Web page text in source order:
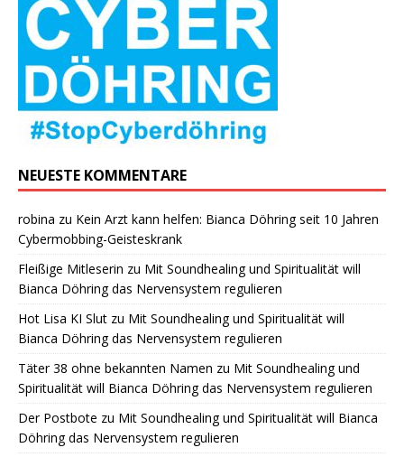
NEUESTE KOMMENTARE
robina zu Kein Arzt kann helfen: Bianca Döhring seit 10 Jahren
Cybermobbing-Geisteskrank
Fleißige Mitleserin zu Mit Soundhealing und Spiritualität will
Bianca Döhring das Nervensystem regulieren
Hot Lisa KI Slut zu Mit Soundhealing und Spiritualität will
Bianca Döhring das Nervensystem regulieren
Täter 38 ohne bekannten Namen zu Mit Soundhealing und
Spiritualität will Bianca Döhring das Nervensystem regulieren
Der Postbote zu Mit Soundhealing und Spiritualität will Bianca
Döhring das Nervensystem regulieren